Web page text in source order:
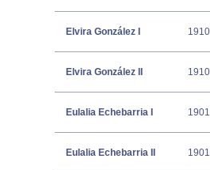
Elvira González I
Elvira González II
Eulalia Echebarria I
Eulalia Echebarria II